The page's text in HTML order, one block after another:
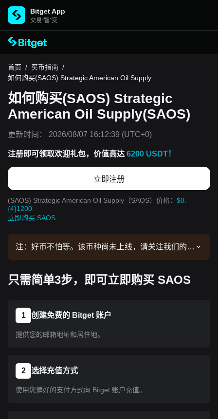
Bitget App
交易“智”变
首页 / 买币指南 /
如何购买(SAOS) Strategic American Oil Supply
如何购买(SAOS) Strategic
American Oil Supply(SAOS)
更新时间： 2026/08/07 16:12:39 (UTC+0)
注册即可领取欢迎礼包，价值高达 6200 USDT！
立即注册
(SAOS) Strategic American Oil Supply（SAOS）价格： $0.
{4}1200
立即购买 SAOS
注：好币不怕等。该币种尚未上线，请关注我们的公
操作流程。
只需简单3步，即可立即购买 SAOS
1 创建免费的 Bitget 账户
提供您的邮箱地址和居住地。
2 选择充值方式
使用您偏好的支付方式向 Bitget 账户充值。